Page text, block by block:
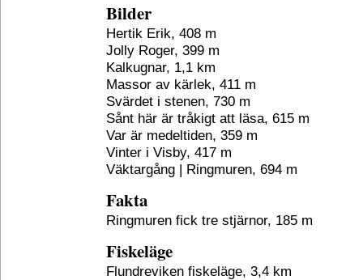
Bilder
Hertik Erik, 408 m
Jolly Roger, 399 m
Kalkugnar, 1,1 km
Massor av kärlek, 411 m
Svärdet i stenen, 730 m
Sånt här är tråkigt att läsa, 615 m
Var är medeltiden, 359 m
Vinter i Visby, 417 m
Väktargång | Ringmuren, 694 m
Fakta
Ringmuren fick tre stjärnor, 185 m
Fiskeläge
Flundreviken fiskeläge, 3,4 km